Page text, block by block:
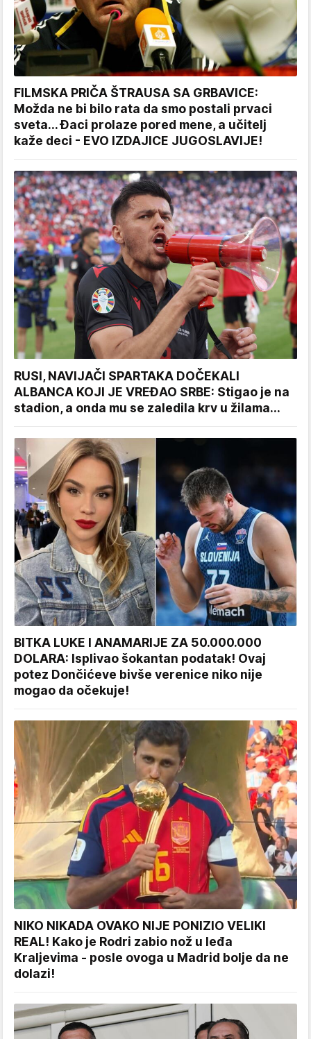
FILMSKA PRIČA ŠTRAUSA SA GRBAVICE:
Možda ne bi bilo rata da smo postali prvaci
sveta... Đaci prolaze pored mene, a učitelj
kaže deci - EVO IZDAJICE JUGOSLAVIJE!
RUSI, NAVIJAČI SPARTAKA DOČEKALI
ALBANCA KOJI JE VREĐAO SRBE: Stigao je na
stadion, a onda mu se zaledila krv u žilama...
BITKA LUKE I ANAMARIJE ZA 50.000.000
DOLARA: Isplivao šokantan podatak! Ovaj
potez Dončićeve bivše verenice niko nije
mogao da očekuje!
NIKO NIKADA OVAKO NIJE PONIZIO VELIKI
REAL! Kako je Rodri zabio nož u leđa
Kraljevima - posle ovoga u Madrid bolje da ne
dolazi!